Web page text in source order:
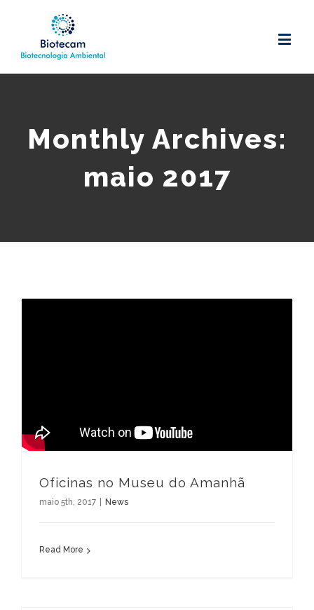
Monthly Archives:
maio 2017
Oficinas no Museu do Amanhã
maio 5th, 2017 News
Read More